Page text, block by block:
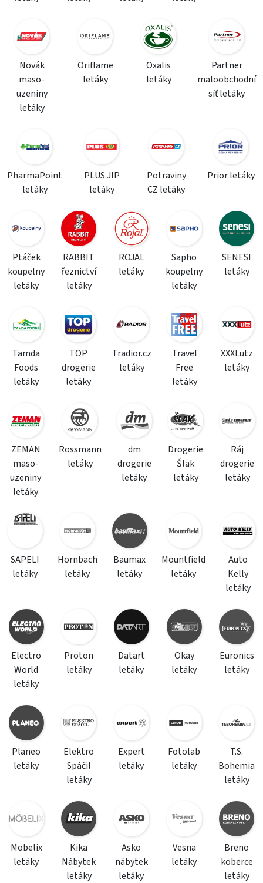
Novák
maso-
uzeniny
letáky
Oriflame
letáky
Oxalis
letáky
Partner
maloobchodní
síť letáky
PharmaPoint
letáky
PLUS JIP
letáky
Potraviny
CZ letáky
Prior letáky
Ptáček
koupelny
letáky
RABBIT
řeznictví
letáky
ROJAL
letáky
Sapho
koupelny
letáky
SENESI
letáky
Tamda
Foods
letáky
TOP
drogerie
letáky
Tradior.cz
letáky
Travel
Free
letáky
XXXLutz
letáky
ZEMAN
maso-
uzeniny
letáky
Rossmann
letáky
dm
drogerie
letáky
Drogerie
Šlak
letáky
Ráj
drogerie
letáky
SAPELI
letáky
Hornbach
letáky
Baumax
letáky
Mountfield
letáky
Auto
Kelly
letáky
Electro
World
letáky
Proton
letáky
Datart
letáky
Okay
letáky
Euronics
letáky
Planeo
letáky
Elektro
Spáčil
letáky
Expert
letáky
Fotolab
letáky
T.S.
Bohemia
letáky
Mobelix
letáky
Kika
Nábytek
letáky
Asko
nábytek
letáky
Vesna
letáky
Breno
koberce
letáky